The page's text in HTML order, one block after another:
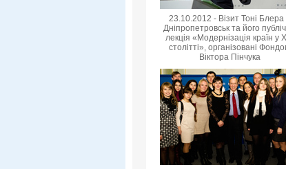
23.10.2012 - Візит Тоні Блера
Дніпропетровськ та його
лекція «Модернізація країн у
столітті», організовані
Віктора Пінчука